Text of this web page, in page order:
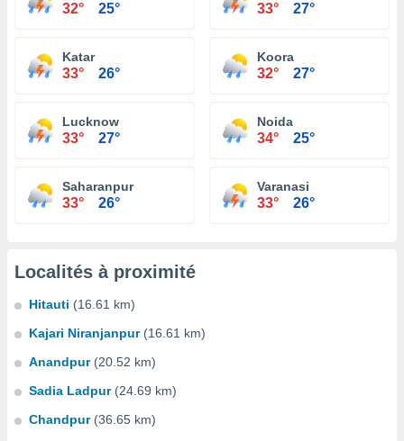
32° 25° 33° 27°
Katar
33° 26°
Koora
32° 27°
Lucknow
33° 27°
Noida
34° 25°
Saharanpur
33° 26°
Varanasi
33° 26°
Localités à proximité
Hitauti (16.61 km)
Kajari Niranjanpur (16.61 km)
Anandpur (20.52 km)
Sadia Ladpur (24.69 km)
Chandpur (36.65 km)